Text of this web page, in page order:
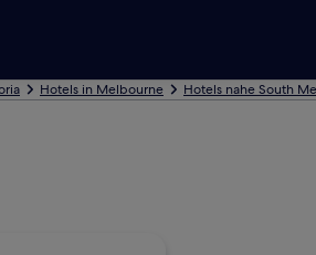
Hotels in Melbourne Hotels nahe South